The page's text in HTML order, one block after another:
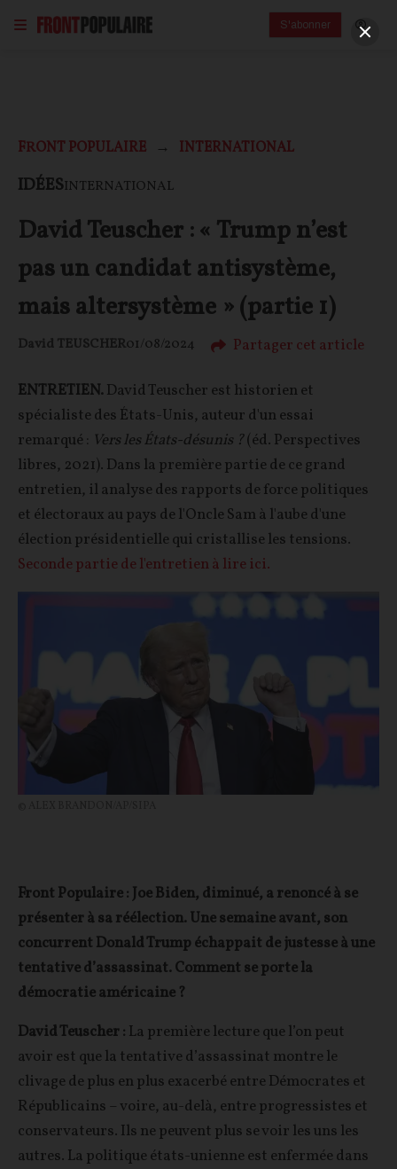
S'abonner
FRONT POPULAIRE INTERNATIONAL
IDÉESINTERNATIONAL
David Teuscher : « Trump n’est
pas un candidat antisystème,
mais altersystème » (partie 1)
David TEUSCHER01/08/2024 Partager cet article
ENTRETIEN.David Teuscher est historien et
spécialiste des États-Unis, auteur d'un essai
remarqué : Vers les États-désunis ?(éd. Perspectives
libres, 2021). Dans la première partie de ce grand
entretien, il analyse des rapports de force politiques
et électoraux au pays de l'Oncle Sam à l'aube d'une
élection présidentielle qui cristallise les tensions.
Seconde partie de l'entretien à lire ici.
Front Populaire : Joe Biden, diminué, a renoncé à se
présenter à sa réélection. Une semaine avant, son
concurrent Donald Trump échappait de justesse à une
tentative d’assassinat. Comment se porte la
démocratie américaine ?
David Teuscher : La première lecture que l’on peut
avoir est que la tentative d’assassinat montre le
clivage de plus en plus exacerbé entre Démocrates et
Républicains – voire, au-delà, entre progressistes et
conservateurs. Ils ne peuvent plus se voir les uns les
autres. La politique états-unienne est enfermée dans